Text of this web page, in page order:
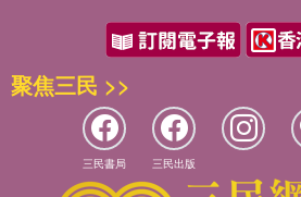
聚焦三民 >>
三民書局 三民出版